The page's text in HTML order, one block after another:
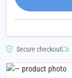
Secure checkout